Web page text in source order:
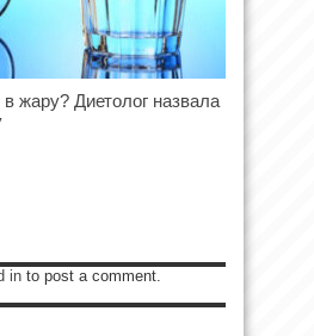
жару? Диетолог назвала
in to post a comment.